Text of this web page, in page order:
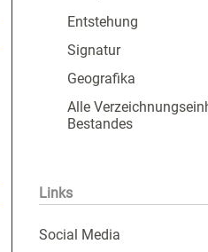
Entstehung
Signatur
Geografika
Alle
Bestandes
Links
Social Media